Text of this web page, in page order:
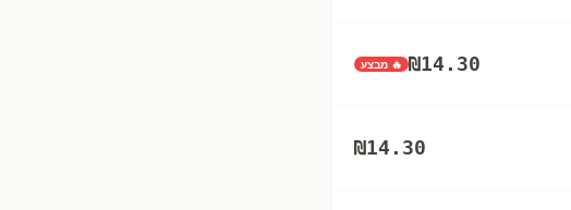
₪14.30 🔥 מבצע
₪14.30